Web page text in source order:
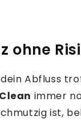
ohne
Abfluss
immer
ist,